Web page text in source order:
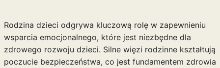
Rodzina dzieci odgrywa kluczową rolę w zapewnieniu
wsparcia emocjonalnego, które jest niezbędne dla
zdrowego rozwoju dzieci. Silne więzi rodzinne kształtują
poczucie bezpieczeństwa, co jest fundamentem zdrowia